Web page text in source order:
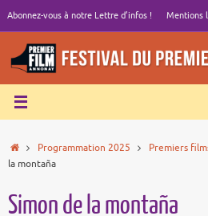
contenu
Abonnez-vous à notre Lettre d’infos ! Mentions
AccueilProgrammation 2025 Premiers
la montaña
Simon de la montaña